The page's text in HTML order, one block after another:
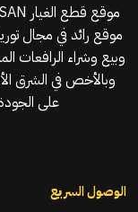
موقع رائد في مجال
وبيع وشراء الرافعات
وبالأخص في الشرق
على
الوصول السريع